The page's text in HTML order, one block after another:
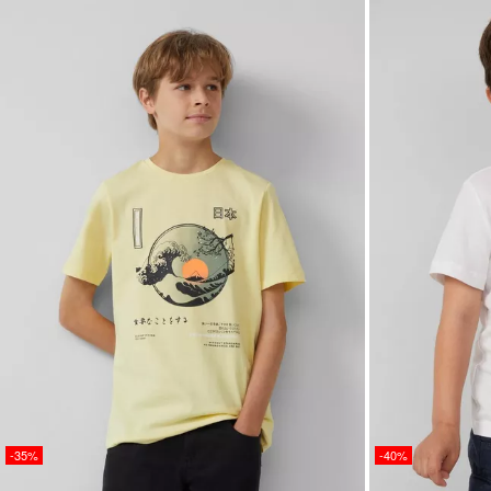
-35% -40%